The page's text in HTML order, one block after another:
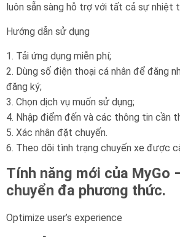
luôn sẵn sàng hỗ trợ với tất cả sự nhiệt
Hướng dẫn sử dụng
1. Tải ứng dụng miễn phí;
2. Dùng số điện thoại cá nhân để đăng
đăng ký;
3. Chọn dịch vụ muốn sử dụng;
4. Nhập điểm đến và các thông tin cần
5. Xác nhận đặt chuyến.
6. Theo dõi tình trạng chuyến xe được
Tính năng mới của MyGo
chuyển đa phương thức.
Optimize user’s experience